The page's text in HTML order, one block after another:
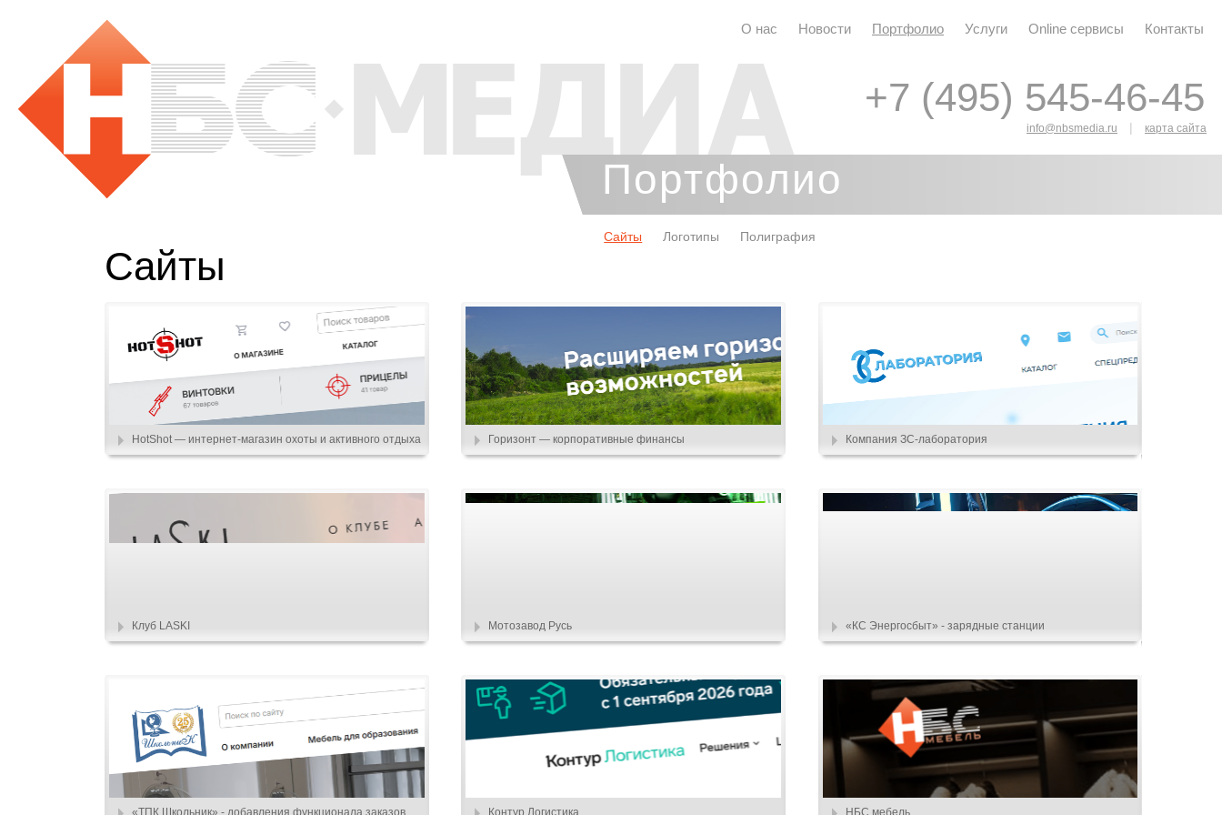
О нас Новости Портфолио Услуги Online сервисы Контакты
+7 (495) 545-46-45
+7 (495) 545-46-45
info@nbsmedia.ru | карта сайта
Портфолио
Сайты Логотипы Полиграфия
Сайты
HotShot — интернет-магазин охоты и активного отдыха Горизонт — корпоративные финансы Компания ЗС-лаборатория
Клуб LASKI Мотозавод Русь «КС Энергосбыт» - зарядные станции
«ТПК Школьник» - добавления функционала заказов Контур.Логистика НБС мебель